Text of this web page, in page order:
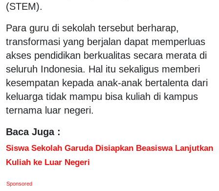
(STEM).
Para guru di sekolah tersebut berharap,
transformasi yang berjalan dapat memperluas
akses pendidikan berkualitas secara merata di
seluruh Indonesia. Hal itu sekaligus memberi
kesempatan kepada anak-anak bertalenta dari
keluarga tidak mampu bisa kuliah di kampus
ternama luar negeri.
Baca Juga :
Siswa Sekolah Garuda Disiapkan Beasiswa Lanjutkan
Kuliah ke Luar Negeri
Sponsored